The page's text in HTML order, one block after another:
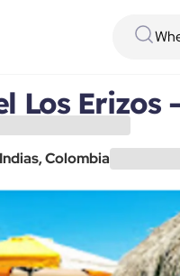
Los Erizos
Colombia